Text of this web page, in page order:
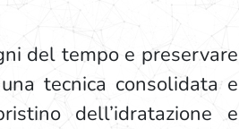
del tempo e preservare
tecnica consolidata e
dell’idratazione e